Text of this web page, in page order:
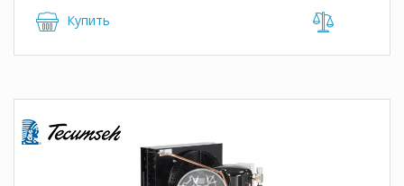
Купить